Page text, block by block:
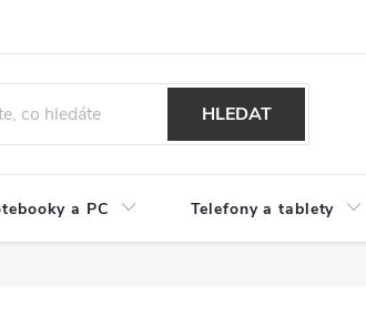
HLEDAT
a PC Telefony a tablety